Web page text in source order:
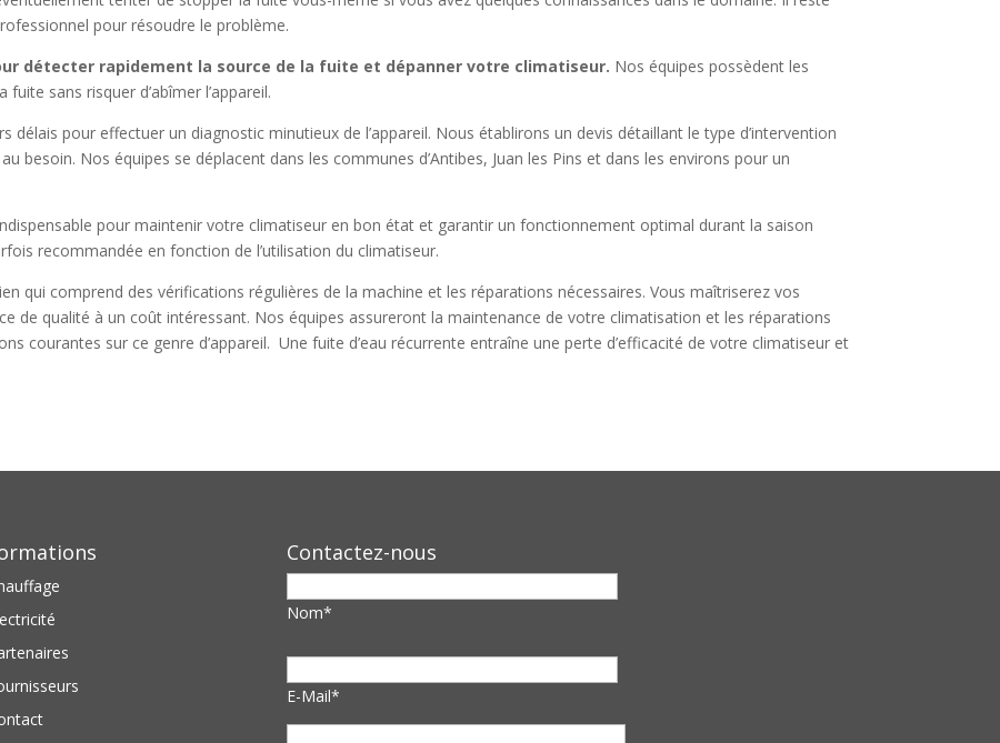
pour résoudre le problème.
détecter rapidement la source de la fuite et dépanner votre climatiseur. Nos équipes possèdent les
sans risquer d’abîmer l’appareil.
délais pour effectuer un diagnostic minutieux de l’appareil. Nous établirons un devis détaillant le type d’intervention
besoin. Nos équipes se déplacent dans les communes d’Antibes, Juan les Pins et dans les environs pour un
pour maintenir votre climatiseur en bon état et garantir un fonctionnement optimal durant la saison
recommandée en fonction de l’utilisation du climatiseur.
qui comprend des vérifications régulières de la machine et les réparations nécessaires. Vous maîtriserez vos
de qualité à un coût intéressant. Nos équipes assureront la maintenance de votre climatisation et les réparations
courantes sur ce genre d’appareil. Une fuite d’eau récurrente entraîne une perte d’efficacité de votre climatiseur et
Contactez-nous
Nom*
E-Mail*